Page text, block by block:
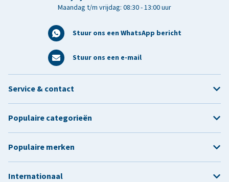
Maandag t/m vrijdag: 08:30 - 13:00 uur
Stuur ons een WhatsApp bericht
Stuur ons een e-mail
Service & contact
Populaire categorieën
Populaire merken
Internationaal